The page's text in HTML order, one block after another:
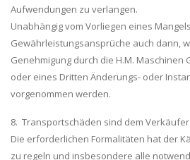
Aufwendungen zu verlangen.
Unabhängig vom Vorliegen eines
Gewährleistungsansprüche auch dann,
Genehmigung durch die H.M. Maschinen
oder eines Dritten Änderungs- oder
vorgenommen werden.
8. Transportschäden sind dem
Die erforderlichen Formalitäten hat der
zu regeln und insbesondere alle